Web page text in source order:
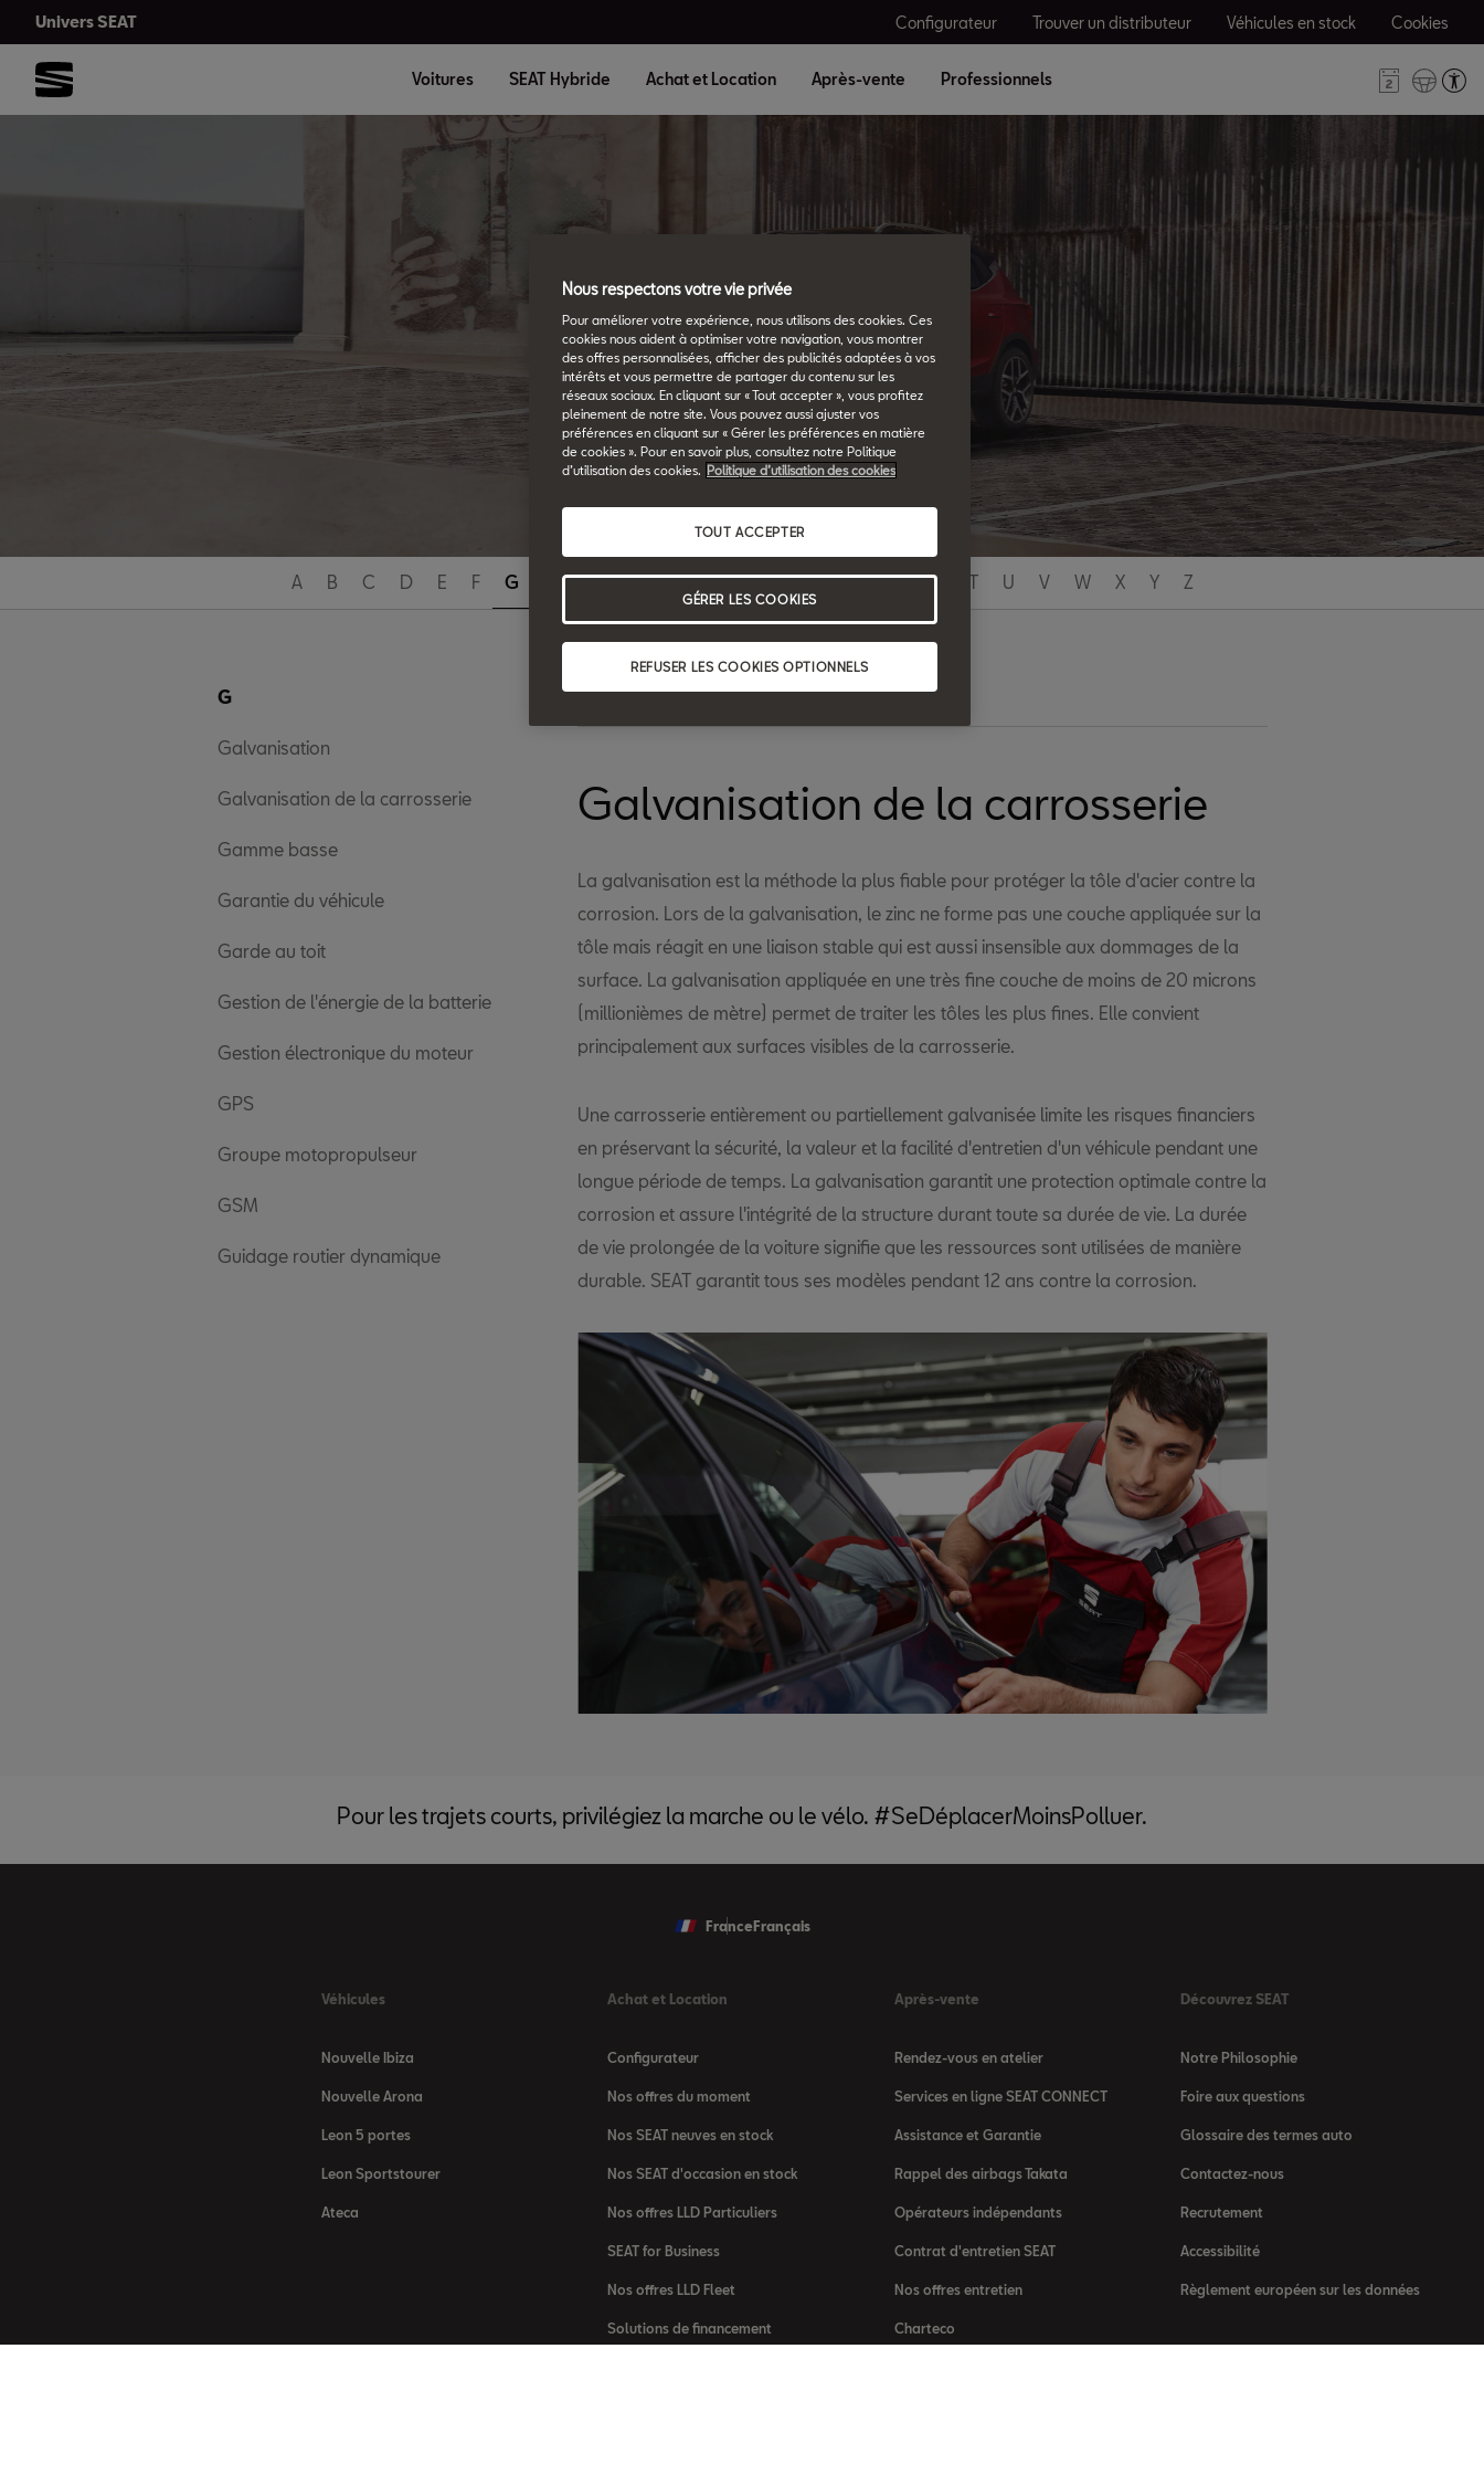
Univers SEAT Configurateur Trouver un distributeur Véhicules en stock Cookies
Voitures SEAT Hybride Achat et Location Après-vente Professionnels
Glossaire SEAT
Tous les détails.
A B C D E F G I J K L M N O P Q R S T U V W X Y Z
G
Galvanisation
Galvanisation de la carrosserie
Gamme basse
Garantie du véhicule
Garde au toit
Gestion de l'énergie de la batterie
Gestion électronique du moteur
GPS
Groupe motopropulseur
GSM
Guidage routier dynamique
Search
Galvanisation de la carrosserie
La galvanisation est la méthode la plus fiable pour protéger la tôle d'acier contre la
corrosion. Lors de la galvanisation, le zinc ne forme pas une couche appliquée sur la
tôle mais réagit en une liaison stable qui est aussi insensible aux dommages de la
surface. La galvanisation appliquée en une très fine couche de moins de 20 microns
(millionièmes de mètre) permet de traiter les tôles les plus fines. Elle convient
principalement aux surfaces visibles de la carrosserie.
Une carrosserie entièrement ou partiellement galvanisée limite les risques financiers
en préservant la sécurité, la valeur et la facilité d'entretien d'un véhicule pendant une
longue période de temps. La galvanisation garantit une protection optimale contre la
corrosion et assure l'intégrité de la structure durant toute sa durée de vie. La durée
de vie prolongée de la voiture signifie que les ressources sont utilisées de manière
durable. SEAT garantit tous ses modèles pendant 12 ans contre la corrosion.
Pour les trajets courts, privilégiez la marche ou le vélo. #SeDéplacerMoinsPolluer.
France Français
Véhicules
Nouvelle Ibiza
Nouvelle Arona
Leon 5 portes
Leon Sportstourer
Ateca
Achat et Location
Configurateur
Nos offres du moment
Nos SEAT neuves en stock
Nos SEAT d'occasion en stock
Nos offres LLD Particuliers
SEAT for Business
Nos offres LLD Fleet
Solutions de financement
Après-vente
Rendez-vous en atelier
Services en ligne SEAT CONNECT
Assistance et Garantie
Rappel des airbags Takata
Opérateurs indépendants
Contrat d'entretien SEAT
Nos offres entretien
Charteco
Découvrez SEAT
Notre Philosophie
Foire aux questions
Glossaire des termes auto
Contactez-nous
Recrutement
Accessibilité
Règlement européen sur les données
Nous respectons votre vie privée
Pour améliorer votre expérience, nous utilisons des cookies. Ces
cookies nous aident à optimiser votre navigation, vous montrer
des offres personnalisées, afficher des publicités adaptées à vos
intérêts et vous permettre de partager du contenu sur les
réseaux sociaux. En cliquant sur « Tout accepter », vous profitez
pleinement de notre site. Vous pouvez aussi ajuster vos
préférences en cliquant sur « Gérer les préférences en matière
de cookies ». Pour en savoir plus, consultez notre Politique
d’utilisation des cookies.
Politique d’utilisation des cookies
REFUSER LES COOKIES OPTIONNELS
TOUT ACCEPTER
GÉRER LES COOKIES